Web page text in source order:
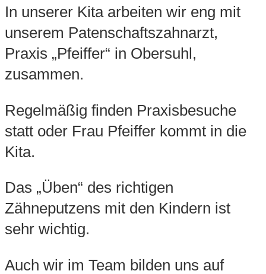
In unserer Kita arbeiten wir eng mit
unserem Patenschaftszahnarzt,
Praxis „Pfeiffer“ in Obersuhl,
zusammen.
Regelmäßig finden Praxisbesuche
statt oder Frau Pfeiffer kommt in die
Kita.
Das „Üben“ des richtigen
Zähneputzens mit den Kindern ist
sehr wichtig.
Auch wir im Team bilden uns auf